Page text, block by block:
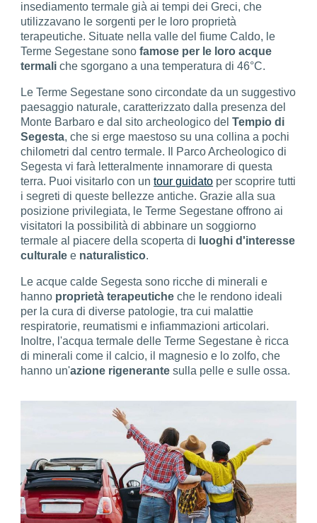
insediamento termale già ai tempi dei Greci, che
utilizzavano le sorgenti per le loro proprietà
terapeutiche. Situate nella valle del fiume Caldo, le
Terme Segestane sonofamose per le loro acque
termaliche sgorgano a una temperatura di 46°C.
Le Terme Segestane sono circondate da un suggestivo
paesaggio naturale, caratterizzato dalla presenza del
Monte Barbaro e dal sito archeologico delTempio di
Segesta, che si erge maestoso su una collina a pochi
chilometri dal centro termale. Il Parco Archeologico di
Segesta vi farà letteralmente innamorare di questa
terra. Puoi visitarlo con untour guidato per scoprire tutti
i segreti di queste bellezze antiche. Grazie alla sua
posizione privilegiata, le Terme Segestane offrono ai
visitatori la possibilità di abbinare un soggiorno
termale al piacere della scoperta di luoghi d'interesse
culturale e naturalistico.
Le acque calde Segesta sono ricche di minerali e
hanno proprietà terapeutiche che le rendono ideali
per la cura di diverse patologie, tra cui malattie
respiratorie, reumatismi e infiammazioni articolari.
Inoltre, l'acqua termale delle Terme Segestane è ricca
di minerali come il calcio, il magnesio e lo zolfo, che
hanno un'azione rigenerante sulla pelle e sulle ossa.